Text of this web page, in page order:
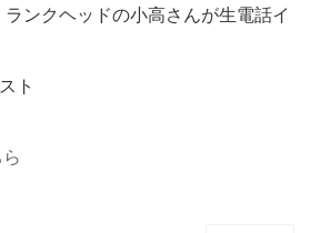
ンクヘッドの小高さんが生電話イ
ト